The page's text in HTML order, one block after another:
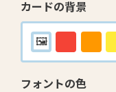
カードの背景
フォントの色